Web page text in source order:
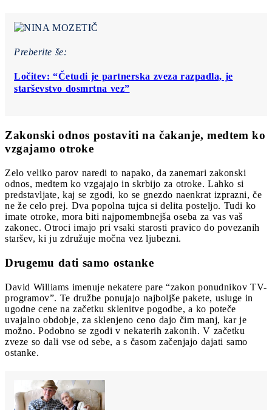
Preberite še:
Ločitev: “Četudi je partnerska zveza razpadla, je
starševstvo dosmrtna vez”
Zakonski odnos postaviti na čakanje, medtem ko
vzgajamo otroke
Zelo veliko parov naredi to napako, da zanemari zakonski
odnos, medtem ko vzgajajo in skrbijo za otroke. Lahko si
predstavljate, kaj se zgodi, ko se gnezdo naenkrat izprazni, če
ne že celo prej. Dva popolna tujca si delita posteljo. Tudi ko
imate otroke, mora biti najpomembnejša oseba za vas vaš
zakonec. Otroci imajo pri vsaki starosti pravico do povezanih
staršev, ki ju združuje močna vez ljubezni.
Drugemu dati samo ostanke
David Williams imenuje nekatere pare “zakon ponudnikov TV-
programov”. Te družbe ponujajo najboljše pakete, usluge in
ugodne cene na začetku sklenitve pogodbe, a ko poteče
uvajalno obdobje, za sklenjeno ceno dajo čim manj, kar je
možno. Podobno se zgodi v nekaterih zakonih. V začetku
zveze so dali vse od sebe, a s časom začenjajo dajati samo
ostanke.